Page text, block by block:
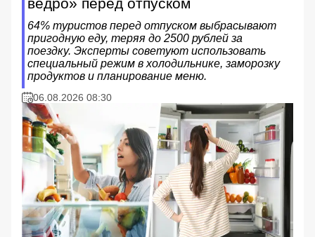
64% туристов перед отпуском выбрасывают
пригодную еду, теряя до 2500 рублей за
поездку. Эксперты советуют использовать
специальный режим в холодильнике, заморозку
продуктов и планирование меню.
06.08.2026 08:30